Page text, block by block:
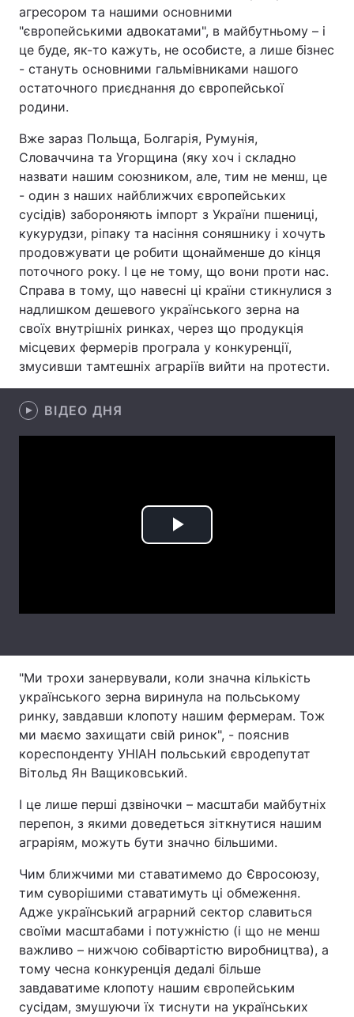
Спорт Наука
Техно і зв'язок Лайт
Зброя
Здоров'я Туризм
Цікавинки Погода
Екологія Регіони
Лонгріди
Відео з Youtube Статті
Інтерв'ю Думки
Архів Вакансії
Контакти
Послуги
агресором та нашими основними
"європейськими адвокатами", в майбутньому – і
це буде, як-то кажуть, не особисте, а лише бізнес
- стануть основними гальмівниками нашого
остаточного приєднання до європейської
родини.
Вже зараз Польща, Болгарія, Румунія,
Словаччина та Угорщина (яку хоч і складно
назвати нашим союзником, але, тим не менш, це
- один з наших найближчих європейських
сусідів) забороняють імпорт з України пшениці,
кукурудзи, ріпаку та насіння соняшнику і хочуть
продовжувати це робити щонайменше до кінця
поточного року. І це не тому, що вони проти нас.
Справа в тому, що навесні ці країни стикнулися з
надлишком дешевого українського зерна на
своїх внутрішніх ринках, через що продукція
місцевих фермерів програла у конкуренції,
змусивши тамтешніх аграріїв вийти на протести.
ВІДЕО ДНЯ
Play
"Ми трохи занервували, коли значна кількість
українського зерна виринула на польському
ринку, завдавши клопоту нашим фермерам. Тож
ми маємо захищати свій ринок", - пояснив
кореспонденту УНІАН польський євродепутат
Вітольд Ян Ващиковський.
І це лише перші дзвіночки – масштаби майбутніх
перепон, з якими доведеться зіткнутися нашим
аграріям, можуть бути значно більшими.
Чим ближчими ми ставатимемо до Євросоюзу,
тим суворішими ставатимуть ці обмеження.
Адже український аграрний сектор славиться
своїми масштабами і потужністю (і що не менш
важливо – нижчою собівартістю виробництва), а
тому чесна конкуренція дедалі більше
завдаватиме клопоту нашим європейським
сусідам, змушуючи їх тиснути на українських